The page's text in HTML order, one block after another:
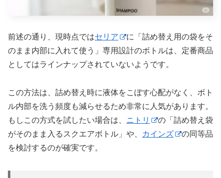
前述の通り、現時点ではセリア
に「詰め替え用の袋をそ
のまま内部に入れて使う」専用設計のボトルは、定番商品
としてはラインナップされていないようです。
この方法は、詰め替え時に液体をこぼす心配がなく、ボト
ル内部を洗う頻度も減らせるため非常に人気があります。
もしこの方式を試したい場合は、 ニトリ
の「詰め替え袋
がそのまま入るスクエアボトル」や、
カインズ
の同等品
を検討するのが確実です。